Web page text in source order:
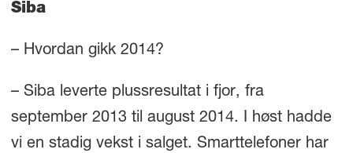
Siba
– Hvordan gikk 2014?
– Siba leverte plussresultat i fjor, fra
september 2013 til august 2014. I høst hadde
vi en stadig vekst i salget. Smarttelefoner har